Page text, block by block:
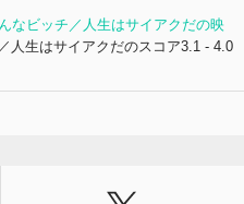
なビッチ／人生はサイアクだの映
人生はサイアクだのスコア3.1 - 4.0